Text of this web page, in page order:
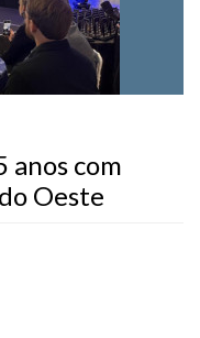
anos com
Oeste